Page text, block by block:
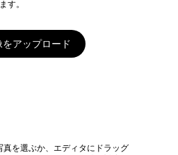
す。
をアップロード
真を選ぶか、エディタにドラッグ